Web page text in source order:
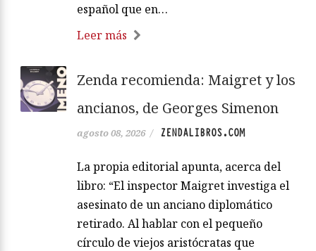
español que en…
Leer más
Zenda recomienda: Maigret y los
ancianos, de Georges Simenon
agosto 08, 2026 / ZENDALIBROS.COM
La propia editorial apunta, acerca del
libro: “El inspector Maigret investiga el
asesinato de un anciano diplomático
retirado. Al hablar con el pequeño
círculo de viejos aristócratas que